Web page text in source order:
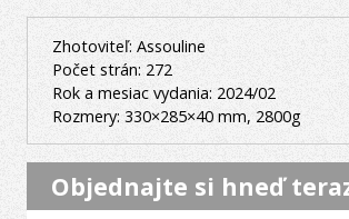
Zhotoviteľ: Assouline
Počet strán: 272
Rok a mesiac vydania: 2024/02
Rozmery: 330×285×40 mm, 2800g
Objednajte si hneď